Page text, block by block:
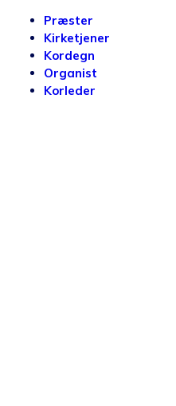
Præster
Kirketjener
Kordegn
Organist
Korleder